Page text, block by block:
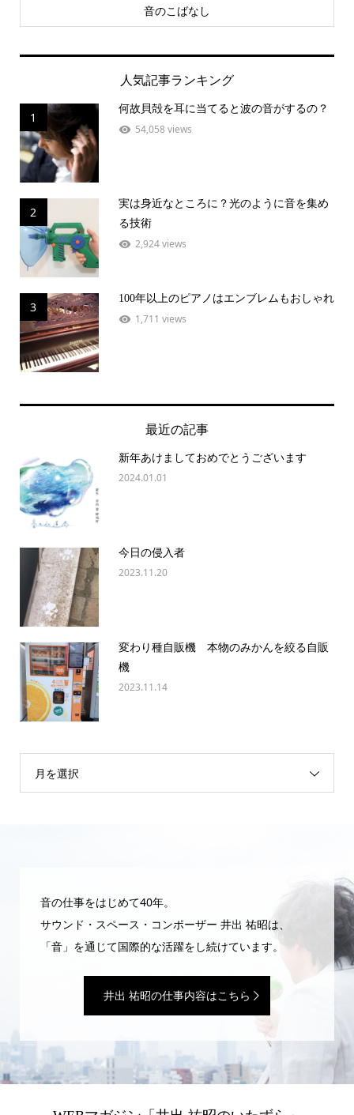
音のこばなし
人気記事ランキング
1
何故貝殻を耳に当てると波の音がするの？
54,058 views
2
実は身近なところに？光のように音を集め
る技術
2,924 views
3
100年以上のピアノはエンブレムもおしゃれ
1,711 views
最近の記事
新年あけましておめでとうございます
2024.01.01
今日の侵入者
2023.11.20
変わり種自販機 本物のみかんを絞る自販
機
2023.11.14
月を選択
音の仕事をはじめて40年。
サウンド・スペース・コンポーザー 井出 祐昭は、
「音」を通じて国際的な活躍をし続けています。
井出 祐昭の仕事内容はこちら